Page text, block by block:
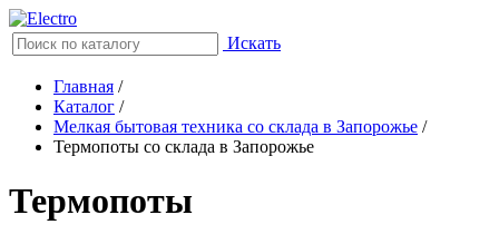
Искать
Главная /
Каталог /
Мелкая бытовая техника со склада в Запорожье /
Термопоты со склада в Запорожье
Термопоты